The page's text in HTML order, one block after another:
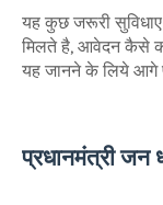
यह कुछ जरूरी
मिलते है, आवेदन कैसे
यह जानने के लिये आगे
प्रधानमंत्री जन